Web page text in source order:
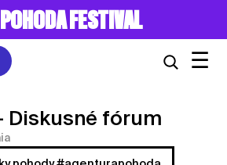
POHODA FESTIVAL
☰
Diskusné fórum